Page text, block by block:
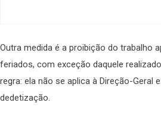
Outra medida é a proibição do trabalho
feriados, com exceção daquele
regra: ela não se aplica à Direção-Geral
dedetização.